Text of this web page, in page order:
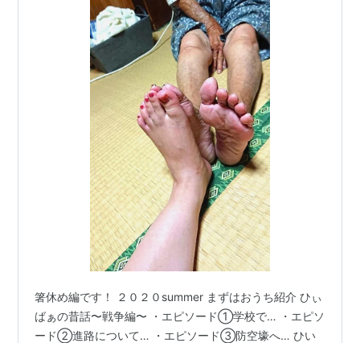
箸休め編です！ ２０２０summer まずはおうち紹介 ひぃ
ばぁの昔話〜戦争編〜 ・エピソード①学校で… ・エピソ
ード②進路について… ・エピソード③防空壕へ… ひい